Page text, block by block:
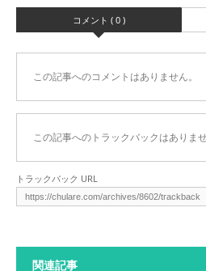
コメント ( 0 )
この記事へのコメントはありません。
この記事へのトラックバックはありませ
トラックバック URL
関連記事